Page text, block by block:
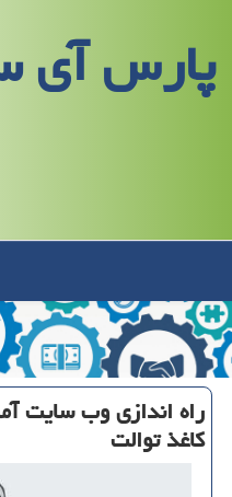
پارس آی
راه اندازی وب سایت
كاغذ توالت